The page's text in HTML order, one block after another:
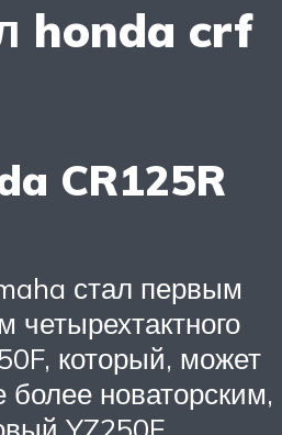
honda crf
CR125R
стал первым
четырехтактного
который, может
новаторским,